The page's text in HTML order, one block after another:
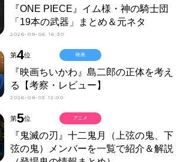
『ONE PIECE』イム様・神の騎士団
「19本の武器」まとめ＆元ネタ
2026-08-06 16:30
第4位
『映画ちいかわ』島二郎の正体を考え
る【考察・レビュー】
2026-08-03 12:00
映画
第5位
『鬼滅の刃』十二鬼月（上弦の鬼、下
弦の鬼）メンバーを一覧で紹介＆解説
アニメ